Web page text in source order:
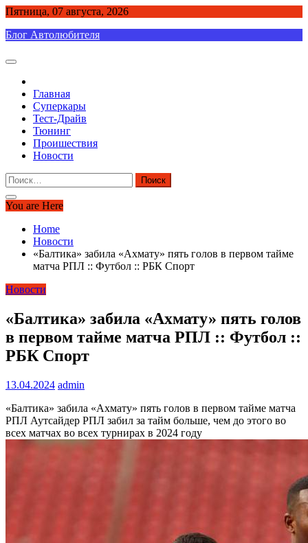
Skip
content
Пятница, 07 августа, 2026
Блог Автолюбителя
Главная
Суперкары
Тест-Драйв
Тюнинг
Проишествия
Новости
Найти:
You are Here
Home
Новости
«Балтика» забила «Ахмату» пять голов в первом тайме
матча РПЛ :: Футбол :: РБК Спорт
Новости
«Балтика» забила «Ахмату» пять голов
в первом тайме матча РПЛ :: Футбол ::
РБК Спорт
13.04.2024 admin
«Балтика» забила «Ахмату» пять голов в первом тайме матча
РПЛ Аутсайдер РПЛ забил за тайм больше, чем до этого во
всех матчах во всех турнирах в 2024 году